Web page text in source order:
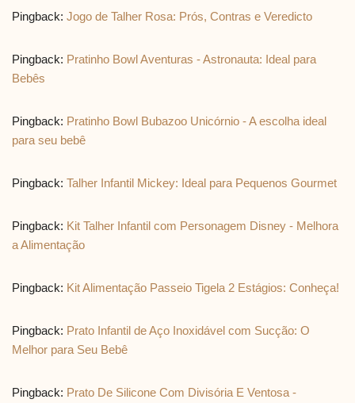
Pingback: Jogo de Talher Rosa: Prós, Contras e Veredicto
Pingback: Pratinho Bowl Aventuras - Astronauta: Ideal para
Bebês
Pingback: Pratinho Bowl Bubazoo Unicórnio - A escolha ideal
para seu bebê
Pingback: Talher Infantil Mickey: Ideal para Pequenos Gourmet
Pingback: Kit Talher Infantil com Personagem Disney - Melhora
a Alimentação
Pingback: Kit Alimentação Passeio Tigela 2 Estágios: Conheça!
Pingback: Prato Infantil de Aço Inoxidável com Sucção: O
Melhor para Seu Bebê
Pingback: Prato De Silicone Com Divisória E Ventosa -